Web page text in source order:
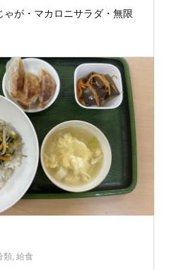
ゃが・マカロニサラダ・無限
類, 給食